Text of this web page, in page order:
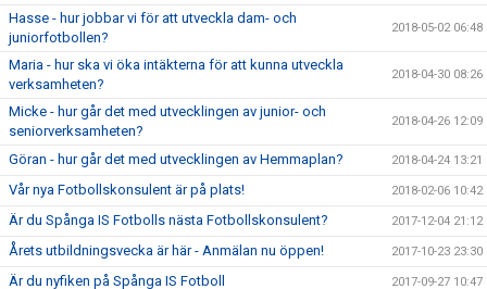
Hasse - hur jobbar vi för att utveckla dam- och
juniorfotbollen?
2018-05-02 06:48
Maria - hur ska vi öka intäkterna för att kunna utveckla
verksamheten?
2018-04-30 08:26
Micke - hur går det med utvecklingen av junior- och
seniorverksamheten?
2018-04-26 12:09
Göran - hur går det med utvecklingen av Hemmaplan? 2018-04-24 13:21
Vår nya Fotbollskonsulent är på plats! 2018-02-06 10:42
Är du Spånga IS Fotbolls nästa Fotbollskonsulent? 2017-12-04 21:12
Årets utbildningsvecka är här - Anmälan nu öppen! 2017-10-23 23:30
Är du nyfiken på Spånga IS Fotboll 2017-09-27 10:47